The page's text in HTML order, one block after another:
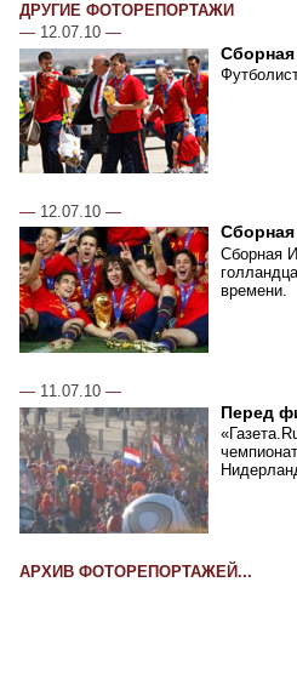
ДРУГИЕ ФОТОРЕПОРТАЖИ
— 12.07.10 —
— 12.07.10 —
Сборная
времени.
— 11.07.10 —
Перед
АРХИВ ФОТОРЕПОРТАЖЕЙ...